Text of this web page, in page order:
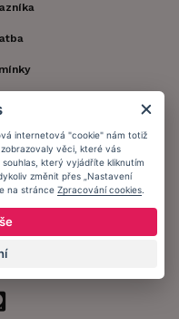
údajů
kontaktu.
internetová "cookie" nám totiž
věci, které vás
který vyjádříte kliknutím
změnit přes „Nastavení
na stránce Zpracování cookies.